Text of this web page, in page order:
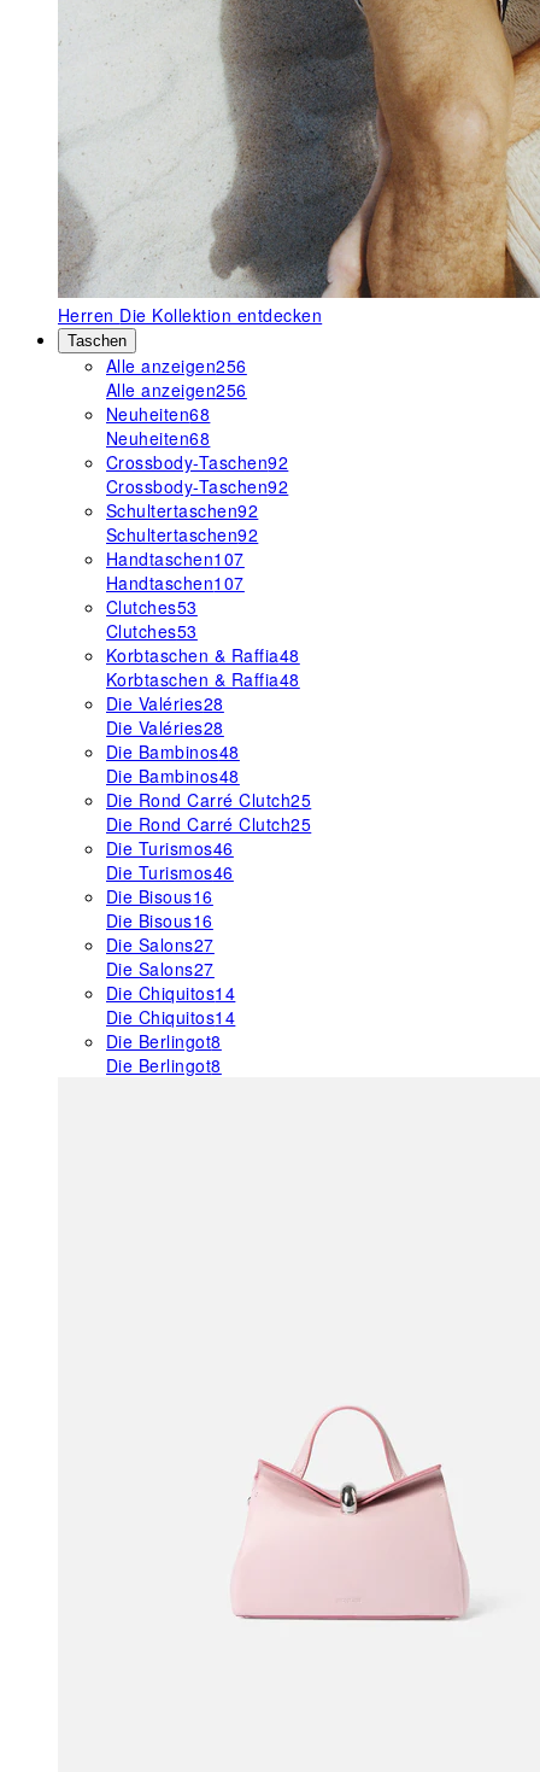
Herren Die Kollektion entdecken
Taschen
Alle anzeigen256
Alle anzeigen256
Neuheiten68
Neuheiten68
Crossbody-Taschen92
Crossbody-Taschen92
Schultertaschen92
Schultertaschen92
Handtaschen107
Handtaschen107
Clutches53
Clutches53
Korbtaschen & Raffia48
Korbtaschen & Raffia48
Die Valéries28
Die Valéries28
Die Bambinos48
Die Bambinos48
Die Rond Carré Clutch25
Die Rond Carré Clutch25
Die Turismos46
Die Turismos46
Die Bisous16
Die Bisous16
Die Salons27
Die Salons27
Die Chiquitos14
Die Chiquitos14
Die Berlingot8
Die Berlingot8